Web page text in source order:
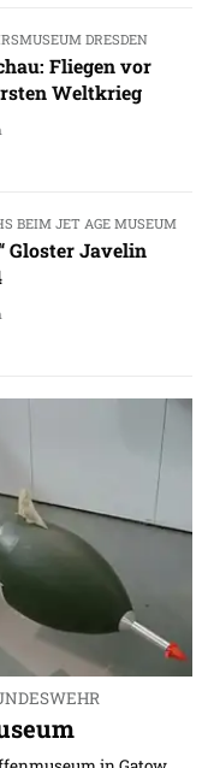
DRESDEN
Fliegen vor
Weltkrieg
BEIM JET AGE MUSEUM
Gloster Javelin